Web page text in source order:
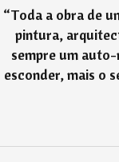
“Toda a obra de
pintura,
sempre um
esconder, mais o